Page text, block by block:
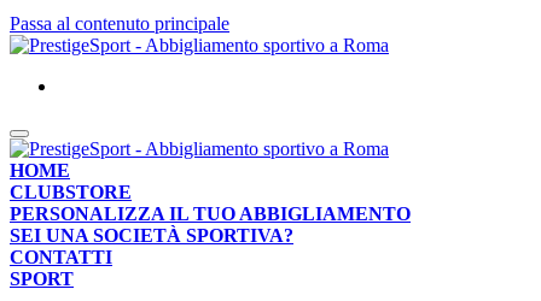
Passa al contenuto principale
HOME
CLUBSTORE
PERSONALIZZA IL TUO ABBIGLIAMENTO
SEI UNA SOCIETÀ SPORTIVA?
CONTATTI
SPORT